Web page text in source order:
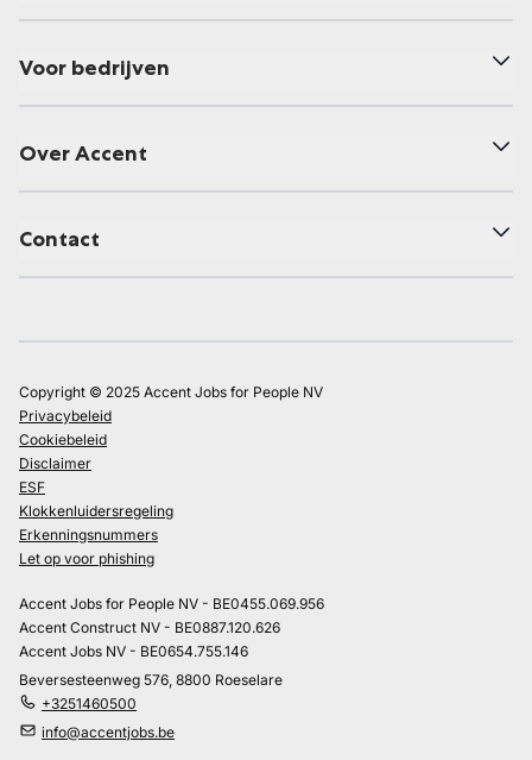
Voor bedrijven
Over Accent
Contact
Copyright © 2025 Accent Jobs for People NV
Privacybeleid
Cookiebeleid
Disclaimer
ESF
Klokkenluidersregeling
Erkenningsnummers
Let op voor phishing
Accent Jobs for People NV - BE0455.069.956
Accent Construct NV - BE0887.120.626
Accent Jobs NV - BE0654.755.146
Beversesteenweg 576, 8800 Roeselare
+3251460500
info@accentjobs.be